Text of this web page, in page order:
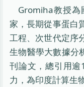
Gromiha教授為
家，長期從事蛋白
工程、次世代定序
生物醫學大數據分
刊論文，總引用
力，為印度計算生